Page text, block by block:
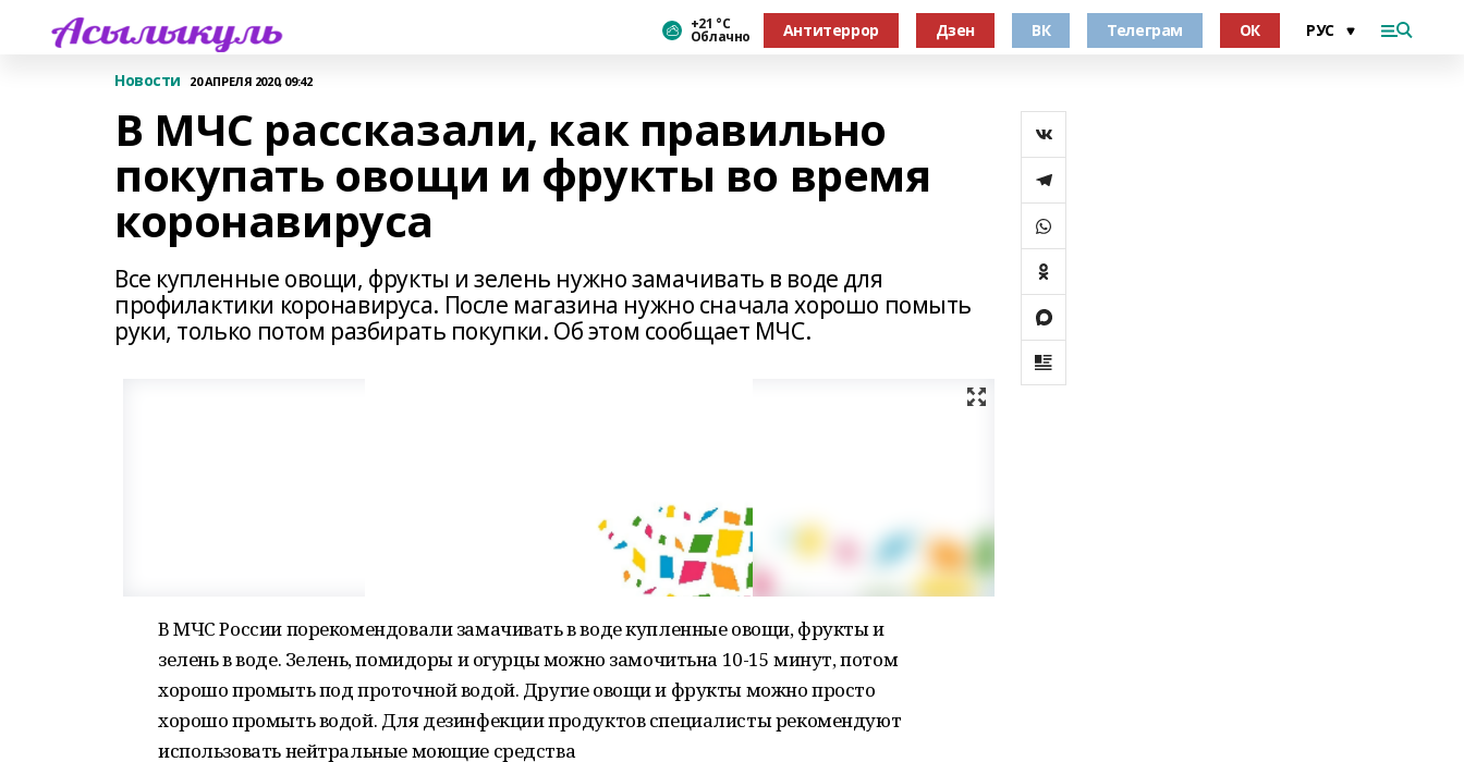
+21 °С
Облачно Антитеррор Дзен ВК Телеграм ОК
Новости 20 АПРЕЛЯ 2020, 09:42
В МЧС рассказали, как правильно
покупать овощи и фрукты во время
коронавируса
Все купленные овощи, фрукты и зелень нужно замачивать в воде для
профилактики коронавируса. После магазина нужно сначала хорошо помыть
руки, только потом разбирать покупки. Об этом сообщает МЧС.
В МЧС России порекомендовали замачивать в воде купленные овощи, фрукты и
зелень в воде. Зелень, помидоры и огурцы можно замочитьна 10-15 минут, потом
хорошо промыть под проточной водой. Другие овощи и фрукты можно просто
хорошо промыть водой. Для дезинфекции продуктов специалисты рекомендуют
использовать нейтральные моющие средства